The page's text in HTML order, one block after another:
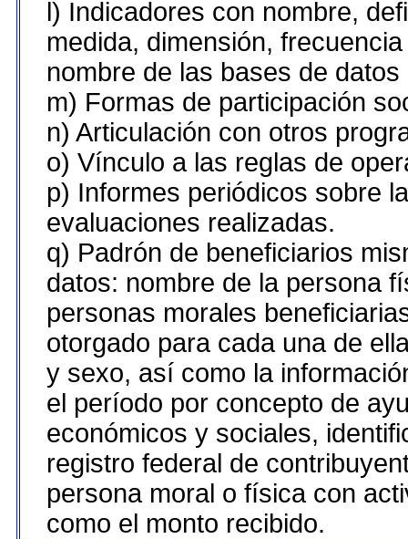
l) Indicadores con nombre,
medida, dimensión,
nombre de las bases de
m) Formas de participación
n) Articulación con otros
o) Vínculo a las reglas de
p) Informes periódicos sobre
evaluaciones realizadas.
q) Padrón de beneficiarios
datos: nombre de la persona
personas morales
otorgado para cada una de
y sexo, así como la
el período por concepto de
económicos y sociales,
registro federal de
persona moral o física con
como el monto recibido.